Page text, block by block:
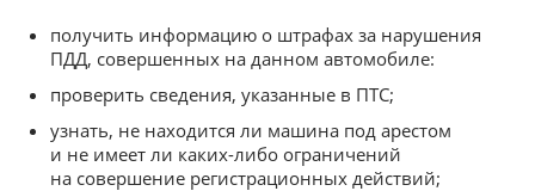
получить информацию о штрафах за нарушения
ПДД, совершенных на данном автомобиле:
проверить сведения, указанные в ПТС;
узнать, не находится ли машина под арестом
и не имеет ли каких-либо ограничений
на совершение регистрационных действий;